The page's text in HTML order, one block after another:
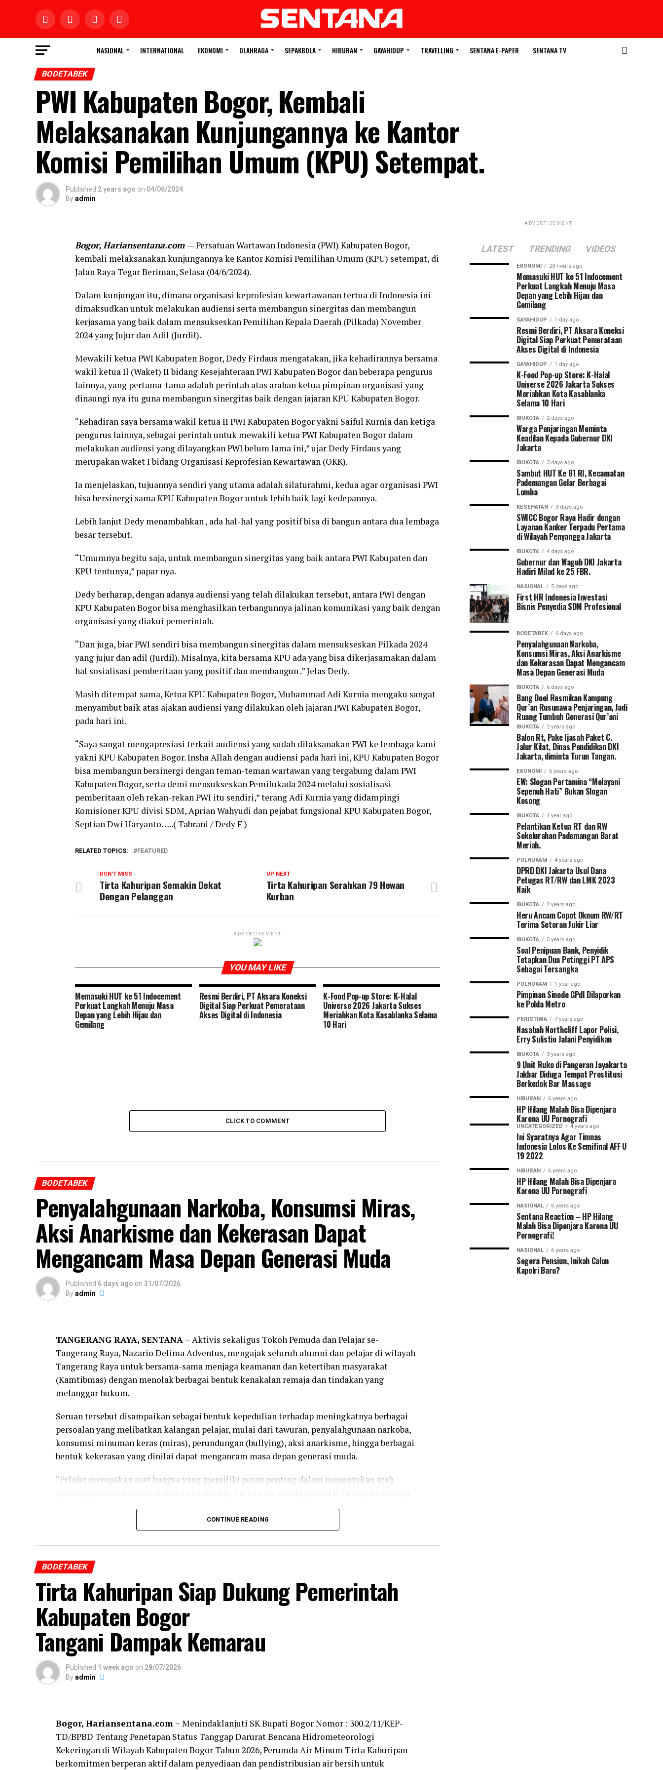
NASIONAL INTERNATIONAL EKONOMI OLAHRAGA SEPAKBOLA HIBURAN GAYAHIDUP TRAVELLING SENTANA E-PAPER SENTANA TV
BODETABEK
PWI Kabupaten Bogor, Kembali
Melaksanakan Kunjungannya ke Kantor
Komisi Pemilihan Umum (KPU) Setempat.
Published 2 years ago on 04/06/2024
Byadmin
Bogor, Hariansentana.com — Persatuan Wartawan Indonesia (PWI) Kabupaten Bogor,
kembali melaksanakan kunjungannya ke Kantor Komisi Pemilihan Umum (KPU) setempat, di
Jalan Raya Tegar Beriman, Selasa (04/6/2024).
Dalam kunjungan itu, dimana organisasi keprofesian kewartawanan tertua di Indonesia ini
dimaksudkan untuk melakukan audiensi serta membangun sinergitas dan membangun
kerjasama yang baik dalam mensukseskan Pemilihan Kepala Daerah (Pilkada) November
2024 yang Jujur dan Adil (Jurdil).
Mewakili ketua PWI Kabupaten Bogor, Dedy Firdaus mengatakan, jika kehadirannya bersama
wakil ketua Il (Waket) II bidang Kesejahteraan PWI Kabupaten Bogor dan beberapa pengurus
lainnya, yang pertama-tama adalah perintah atas arahan ketua pimpinan organisasi yang
dinaungi nya itu guna membangun sinergitas baik dengan jajaran KPU Kabupaten Bogor.
“Kehadiran saya bersama wakil ketua II PWI Kabupaten Bogor yakni Saiful Kurnia dan ketiga
pengurus lainnya, sebagai perintah untuk mewakili ketua PWI Kabupaten Bogor dalam
melakukan audiensi yang dilayangkan PWI belum lama ini,” ujar Dedy Firdaus yang
merupakan waket I bidang Organisasi Keprofesian Kewartawan (OKK).
Ia menjelaskan, tujuannya sendiri yang utama adalah silaturahmi, kedua agar organisasi PWI
bisa bersinergi sama KPU Kabupaten Bogor untuk lebih baik lagi kedepannya.
Lebih lanjut Dedy menambahkan , ada hal-hal yang positif bisa di bangun antara dua lembaga
besar tersebut.
“Umumnya begitu saja, untuk membangun sinergitas yang baik antara PWI Kabupaten dan
KPU tentunya,” papar nya.
Dedy berharap, dengan adanya audiensi yang telah dilakukan tersebut, antara PWI dengan
KPU Kabupaten Bogor bisa menghasilkan terbangunnya jalinan komunikasi yang baik dengan
organisasi yang diakui pemerintah.
“Dan juga, biar PWI sendiri bisa membangun sinergitas dalam mensukseskan Pilkada 2024
yang jujur dan adil (Jurdil). Misalnya, kita bersama KPU ada yang bisa dikerjasamakan dalam
hal sosialisasi pemberitaan yang positif dan membangun .” Jelas Dedy.
Masih ditempat sama, Ketua KPU Kabupaten Bogor, Muhammad Adi Kurnia mengaku sangat
menyambut baik atas ajakan audiensi yang dilakukan oleh jajaran PWI Kabupaten Bogor,
pada hari ini.
“Saya sangat mengapresiasi terkait audiensi yang sudah dilaksanakan PWI ke lembaga kami
yakni KPU Kabupaten Bogor. Insha Allah dengan audiensi pada hari ini, KPU Kabupaten Bogor
bisa membangun bersinergi dengan teman-teman wartawan yang tergabung dalam PWI
Kabupaten Bogor, serta demi mensukseskan Pemilukada 2024 melalui sosialisasi
pemberitaan oleh rekan-rekan PWI itu sendiri,” terang Adi Kurnia yang didampingi
Komisioner KPU divisi SDM, Aprian Wahyudi dan pejabat fungsional KPU Kabupaten Bogor,
Septian Dwi Haryanto…..( Tabrani / Dedy F )
RELATED TOPICS: FEATURED
UP NEXT
Tirta Kahuripan Serahkan 79 Hewan
Kurban
DON'T MISS
Tirta Kahuripan Semakin Dekat
Dengan Pelanggan
ADVERTISEMENT
YOU MAY LIKE
Memasuki HUT ke 51 Indocement
Perkuat Langkah Menuju Masa
Depan yang Lebih Hijau dan
Gemilang
Resmi Berdiri, PT Aksara Koneksi
Digital Siap Perkuat Pemerataan
Akses Digital di Indonesia
K-Food Pop-up Store: K-Halal
Universe 2026 Jakarta Sukses
Meriahkan Kota Kasablanka Selama
10 Hari
CLICK TO COMMENT
BODETABEK
Penyalahgunaan Narkoba, Konsumsi Miras,
Aksi Anarkisme dan Kekerasan Dapat
Mengancam Masa Depan Generasi Muda
Published 6 days ago on 31/07/2026
Byadmin
TANGERANG RAYA, SENTANA – Aktivis sekaligus Tokoh Pemuda dan Pelajar se-
Tangerang Raya, Nazario Delima Adventus, mengajak seluruh alumni dan pelajar di wilayah
Tangerang Raya untuk bersama-sama menjaga keamanan dan ketertiban masyarakat
(Kamtibmas) dengan menolak berbagai bentuk kenakalan remaja dan tindakan yang
melanggar hukum.
Seruan tersebut disampaikan sebagai bentuk kepedulian terhadap meningkatnya berbagai
persoalan yang melibatkan kalangan pelajar, mulai dari tawuran, penyalahgunaan narkoba,
konsumsi minuman keras (miras), perundungan (bullying), aksi anarkisme, hingga berbagai
bentuk kekerasan yang dinilai dapat mengancam masa depan generasi muda.
“Pelajar merupakan aset bangsa yang memiliki peran penting dalam menentukan arah
menjadi pribadi yang berkarakter, disiplin, berprestasi, serta memiliki kepedulian terhadap
keamanan lingkungan dan persatuan bangsa,” ungkap Nazario melalui keterangannya,
Menurutnya, Keberanian seorang pelajar bukan diukur dari keberaniannya melakukan
CONTINUE READING
BODETABEK
Tirta Kahuripan Siap Dukung Pemerintah
Kabupaten Bogor
Tangani Dampak Kemarau
Published 1 week ago on 28/07/2026
Byadmin
Bogor, Hariansentana.com – Menindaklanjuti SK Bupati Bogor Nomor : 300.2/11/KEP-
TD/BPBD Tentang Penetapan Status Tanggap Darurat Bencana Hidrometeorologi
Kekeringan di Wilayah Kabupaten Bogor Tahun 2026, Perumda Air Minum Tirta Kahuripan
berkomitmen berperan aktif dalam penyediaan dan pendistribusian air bersih untuk
ADVERTISEMENT
LATEST TRENDING VIDEOS
EKONOMI 23 hours ago
Memasuki HUT ke 51 Indocement
Perkuat Langkah Menuju Masa
Depan yang Lebih Hijau dan
Gemilang
GAYAHIDUP 1 day ago
Resmi Berdiri, PT Aksara Koneksi
Digital Siap Perkuat Pemerataan
Akses Digital di Indonesia
GAYAHIDUP 1 day ago
K-Food Pop-up Store: K-Halal
Universe 2026 Jakarta Sukses
Meriahkan Kota Kasablanka
Selama 10 Hari
IBUKOTA 2 days ago
Warga Penjaringan Meminta
Keadilan Kepada Gubernur DKI
Jakarta
IBUKOTA 3 days ago
Sambut HUT Ke 81 RI, Kecamatan
Pademangan Gelar Berbagai
Lomba
KESEHATAN 3 days ago
SWICC Bogor Raya Hadir dengan
Layanan Kanker Terpadu Pertama
di Wilayah Penyangga Jakarta
IBUKOTA 4 days ago
Gubernur dan Wagub DKI Jakarta
Hadiri Milad ke 25 FBR.
NASIONAL 5 days ago
First HR Indonesia Investasi
Bisnis Penyedia SDM Profesional
BODETABEK 6 days ago
Penyalahgunaan Narkoba,
Konsumsi Miras, Aksi Anarkisme
dan Kekerasan Dapat Mengancam
Masa Depan Generasi Muda
IBUKOTA 6 days ago
Bang Doel Resmikan Kampung
Qur’an Rusunawa Penjaringan, Jadi
Ruang Tumbuh Generasi Qur’ani
IBUKOTA 2 years ago
Balon Rt, Pake Ijasah Paket C.
Jalur Kilat, Dinas Pendidikan DKI
Jakarta, diminta Turun Tangan.
EKONOMI 6 years ago
EW: Slogan Pertamina “Melayani
Sepenuh Hati” Bukan Slogan
Kosong
IBUKOTA 1 year ago
Pelantikan Ketua RT dan RW
Sekelurahan Pademangan Barat
Meriah.
POLHUKAM 4 years ago
DPRD DKI Jakarta Usul Dana
Petugas RT/RW dan LMK 2023
Naik
IBUKOTA 2 years ago
Heru Ancam Copot Oknum RW/RT
Terima Setoran Jukir Liar
IBUKOTA 5 years ago
Soal Penipuan Bank, Penyidik
Tetapkan Dua Petinggi PT APS
Sebagai Tersangka
POLHUKAM 1 year ago
Pimpinan Sinode GPdI Dilaporkan
ke Polda Metro
PERISTIWA 7 years ago
Nasabah Northcliff Lapor Polisi,
Erry Sulistio Jalani Penyidikan
IBUKOTA 3 years ago
9 Unit Ruko di Pangeran Jayakarta
Jakbar Diduga Tempat Prostitusi
Berkedok Bar Massage
HIBURAN 6 years ago
HP Hilang Malah Bisa Dipenjara
Karena UU Pornografi
UNCATEGORIZED 4 years ago
Ini Syaratnya Agar Timnas
Indonesia Lolos Ke Semifinal AFF U
19 2022
HIBURAN 6 years ago
HP Hilang Malah Bisa Dipenjara
Karena UU Pornografi
NASIONAL 6 years ago
Sentana Reaction – HP Hilang
Malah Bisa Dipenjara Karena UU
Pornografi!
NASIONAL 6 years ago
Segera Pensiun, Inikah Calon
Kapolri Baru?